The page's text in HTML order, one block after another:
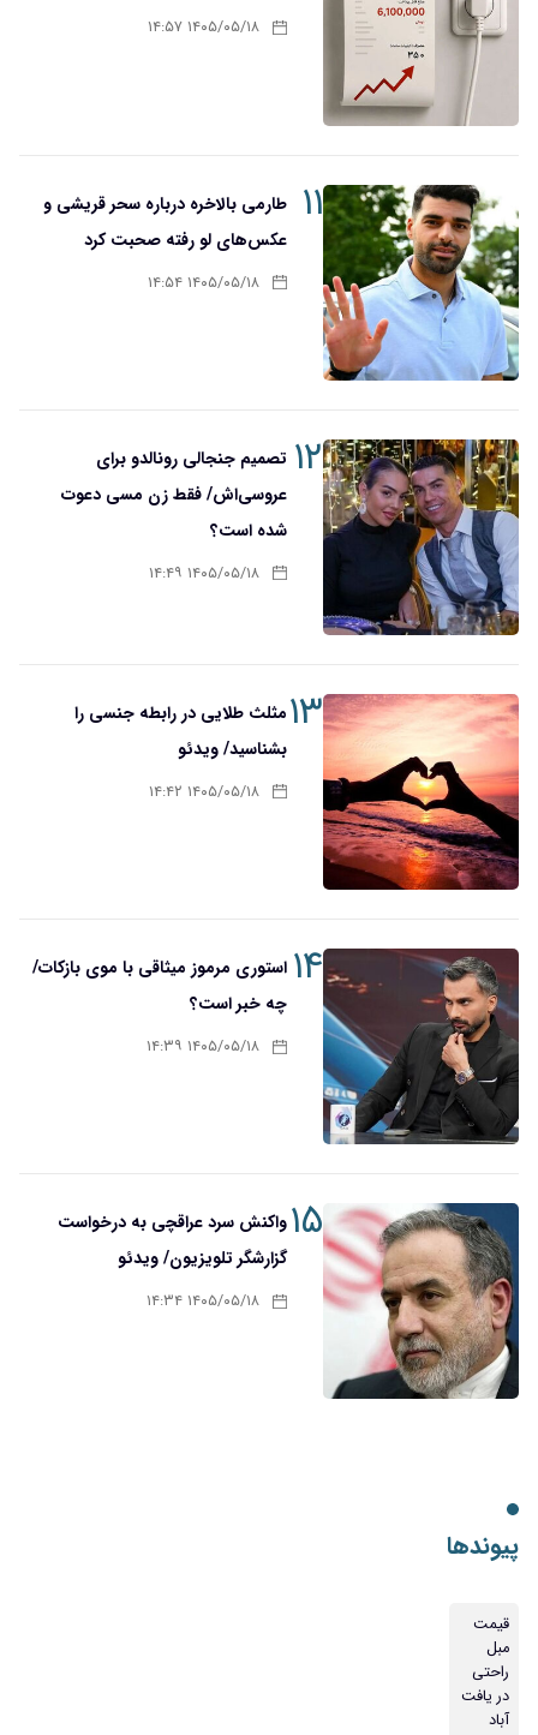
۱۴۰۵/۰۵/۱۸ ۱۴:۵۷
۱۱
طارمی بالاخره درباره سحر قریشی و
عکس‌های لو رفته صحبت کرد
۱۴۰۵/۰۵/۱۸ ۱۴:۵۴
۱۲ تصمیم جنجالی رونالدو برای
عروسی‌اش/ فقط زن مسی دعوت
شده است؟
۱۴۰۵/۰۵/۱۸ ۱۴:۴۹
۱۳مثلث طلایی در رابطه جنسی را
بشناسید/ ویدئو
۱۴۰۵/۰۵/۱۸ ۱۴:۴۲
۱۴ استوری مرموز میثاقی با موی بازکات/
چه خبر است؟
۱۴۰۵/۰۵/۱۸ ۱۴:۳۹
۱۵واکنش سرد عراقچی به درخواست
گزارشگر تلویزیون/ ویدئو
۱۴۰۵/۰۵/۱۸ ۱۴:۳۴
پیوندها
قیمت
مبل
راحتی
در یافت
آباد